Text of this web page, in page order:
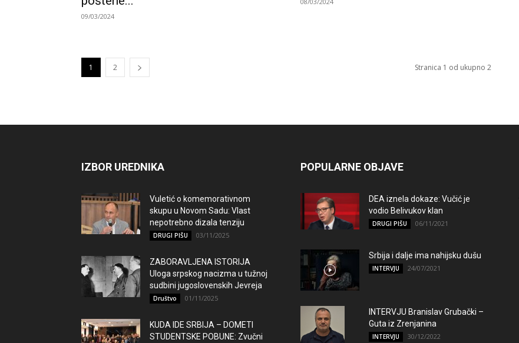
09/03/2024
1 2 Stranica 1 od ukupno 2
IZBOR UREDNIKA
Vuletić o komemorativnom
skupu u Novom Sadu: Vlast
nepotrebno dizala tenziju
DRUGI PIŠU 03/11/2025
ZABORAVLJENA ISTORIJA
Uloga srpskog nacizma u tužnoj
sudbini jugoslovenskih Jevreja
Društvo 01/11/2025
KUDA IDE SRBIJA – DOMETI
STUDENTSKE POBUNE: Zvučni
POPULARNE OBJAVE
DEA iznela dokaze: Vučić je
vodio Belivukov klan
DRUGI PIŠU 06/11/2021
Srbija i dalje ima nahijsku dušu
INTERVJU 24/07/2021
INTERVJU Branislav Grubački –
Guta iz Zrenjanina
INTERVJU 30/12/2022